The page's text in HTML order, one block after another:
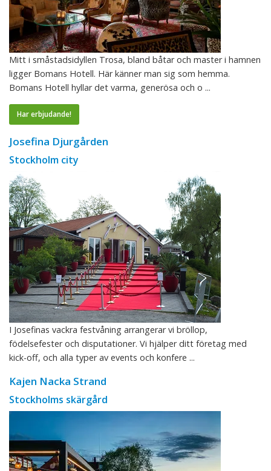
Mitt i småstadsidyllen Trosa, bland båtar och master i hamnen
ligger Bomans Hotell. Här känner man sig som hemma.
Bomans Hotell hyllar det varma, generösa och o ...
Har erbjudande!
Josefina Djurgården
Stockholm city
I Josefinas vackra festvåning arrangerar vi bröllop,
födelsefester och disputationer. Vi hjälper ditt företag med
kick-off, och alla typer av events och konfere ...
Kajen Nacka Strand
Stockholms skärgård